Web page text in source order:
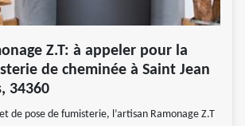
Z.T: à appeler pour la
de cheminée à Saint Jean
34360
de pose de fumisterie, l’artisan Ramonage Z.T